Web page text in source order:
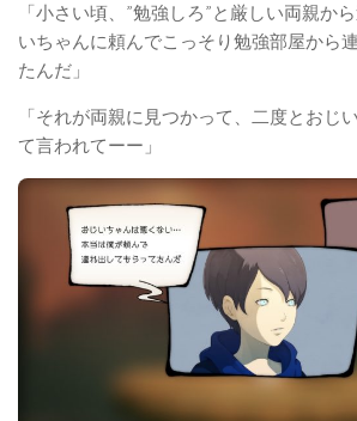
「小さい頃、”勉強しろ”と厳しい両親か
いちゃんに頼んでこっそり勉強部屋から
たんだ」
「それが両親に見つかって、二度とおじ
て言われてーー」